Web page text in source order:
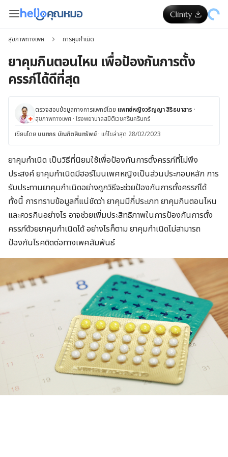
สุขภาพทางเพศ การคุมกำเนิด
ยาคุมกินตอนไหน เพื่อป้องกันการตั้ง
ครรภ์ได้ดีที่สุด
ตรวจสอบข้อมูลทางการแพทย์โดย แพทย์หญิงวรัญญา สิริธนาสาร ·
สุขภาพทางเพศ ·โรงพยาบาลสมิติเวชศรีนครินทร์
เขียนโดย นนทกร บัณฑิตสินทรัพย์ · แก้ไขล่าสุด 28/02/2023
ยาคุมกำเนิด เป็นวิธีที่นิยมใช้เพื่อป้องกันการตั้งครรภ์ที่ไม่พึง
ประสงค์ ยาคุมกำเนิดมีฮอร์โมนเพศหญิงเป็นส่วนประกอบหลัก การ
รับประทานยาคุมกำเนิดอย่างถูกวิธีจะช่วยป้องกันการตั้งครรภ์ได้
ทั้งนี้ การทราบข้อมูลที่แน่ชัดว่า ยาคุมมีกี่ประเภท ยาคุมกินตอนไหน
และควรกินอย่างไร อาจช่วยเพิ่มประสิทธิภาพในการป้องกันการตั้ง
ครรภ์ด้วยยาคุมกำเนิดได้ อย่างไรก็ตาม ยาคุมกำเนิดไม่สามารถ
ป้องกันโรคติดต่อทางเพศสัมพันธ์